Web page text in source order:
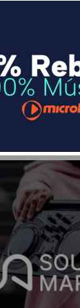
coste o hasta
cuota al
Más info